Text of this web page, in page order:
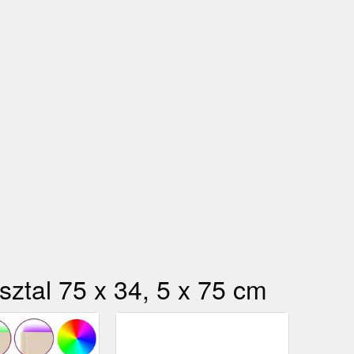
75 x 34, 5 x 75 cm